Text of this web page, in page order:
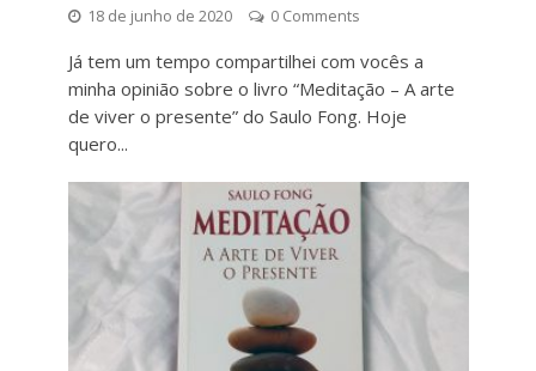
18 de junho de 2020 0 Comments
Já tem um tempo compartilhei com vocês a
minha opinião sobre o livro “Meditação – A arte
de viver o presente” do Saulo Fong. Hoje
quero...